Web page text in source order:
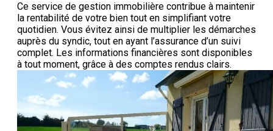
Ce service de gestion immobilière contribue à maintenir
la rentabilité de votre bien tout en simplifiant votre
quotidien. Vous évitez ainsi de multiplier les démarches
auprès du syndic, tout en ayant l’assurance d’un suivi
complet. Les informations financières sont disponibles
à tout moment, grâce à des comptes rendus clairs.